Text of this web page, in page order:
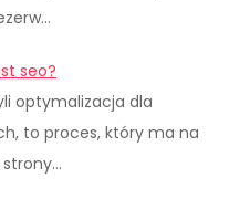
seo?
optymalizacja dla
to proces, który ma na